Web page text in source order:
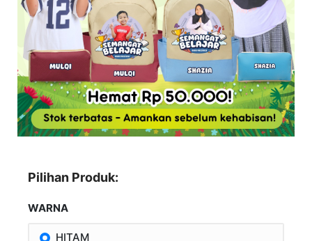
Pilihan Produk:
WARNA
HITAM